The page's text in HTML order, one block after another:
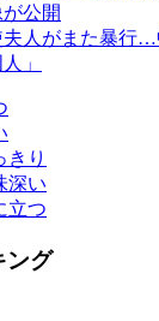
公開
人がまた暴行
」
きり
深い
立つ
ング